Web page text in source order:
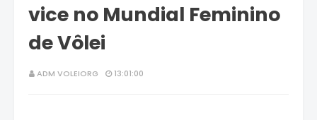
vice no Mundial Feminino
de Vôlei
ADM VOLEIORG 13:01:00